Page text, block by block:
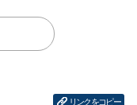
リンクをコピー